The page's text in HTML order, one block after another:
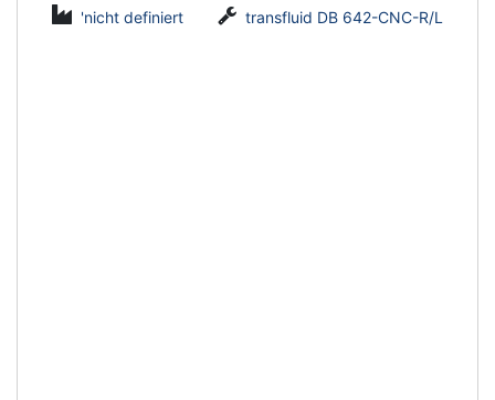
'nicht definiert transfluid DB 642-CNC-R/L